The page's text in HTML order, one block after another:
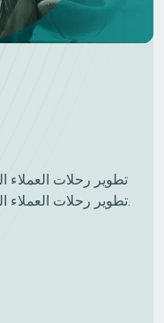
تطوير رحلات العملاء
تطوير رحلات العملاء الشخصية لزيادة الرضا والولاء لتوسعنا.